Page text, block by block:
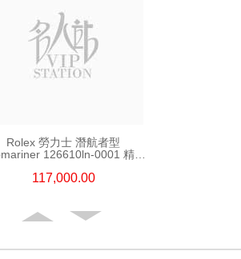
Rolex 勞力士 潛航者型
126610ln-0001 精鋼
117,000.00